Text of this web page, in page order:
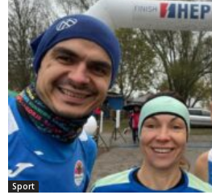
Sport